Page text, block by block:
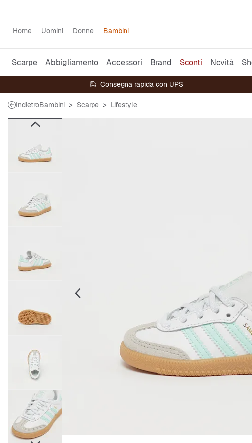
Home Uomini Donne Bambini
Scarpe Abbigliamento Accessori Brand Sconti Novità
Consegna rapida con UPS
IndietroBambini Scarpe Lifestyle